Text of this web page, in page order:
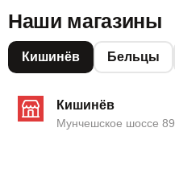
Наши магазины
Кишинёв Бельцы
Кишинёв
Мунчешское шоссе 89